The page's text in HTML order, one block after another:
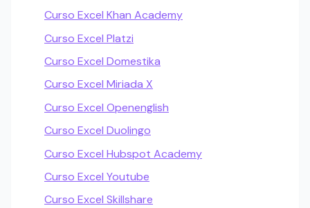
Curso Excel Khan Academy
Curso Excel Platzi
Curso Excel Domestika
Curso Excel Miriada X
Curso Excel Openenglish
Curso Excel Duolingo
Curso Excel Hubspot Academy
Curso Excel Youtube
Curso Excel Skillshare